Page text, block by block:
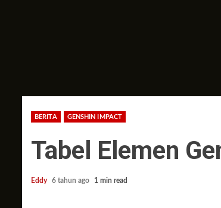
BERITA GENSHIN IMPACT
Tabel Elemen
Eddy 6 tahun ago 1 min read